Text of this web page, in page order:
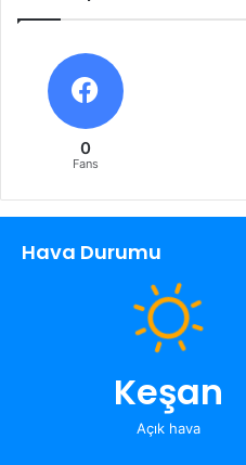
0
Fans
Hava Durumu
Keşan
Açık hava